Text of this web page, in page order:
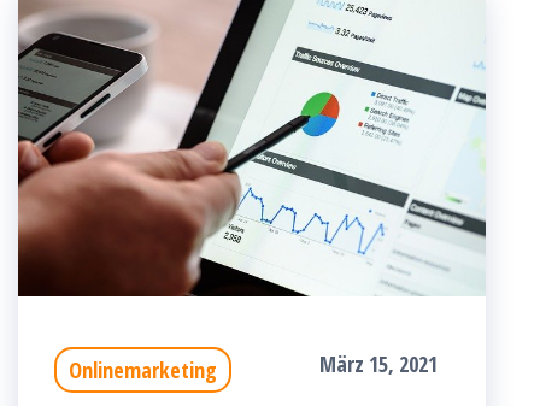
Onlinemarketing März 15, 2021